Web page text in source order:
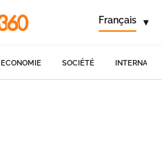
Français ▾
ECONOMIE SOCIÉTÉ